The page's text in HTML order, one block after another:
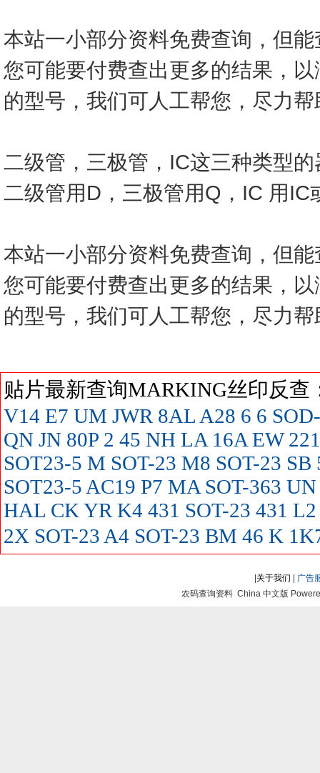
本站一小部分资料免费查询，但
您可能要付费查出更多的结果，
的型号，我们可人工帮您，尽力
二级管，三极管，IC这三种类型
二级管用D，三极管用Q，IC 用IC
本站一小部分资料免费查询，但
您可能要付费查出更多的结果，
的型号，我们可人工帮您，尽力
贴片最新查询MARKING丝印反
V14 E7 UM JWR 8AL A28 6 6
QN JN 80P 2 45 NH LA 16A EW221
SOT23-5 M SOT-23 M8 SOT-23 SB
SOT23-5 AC19 P7 MA SOT-363 UN
HAL CK YR K4 431 SOT-23 431 L2
2X SOT-23 A4 SOT-23 BM 46 K
关于我们
广告
农码查询资料 China 中文版